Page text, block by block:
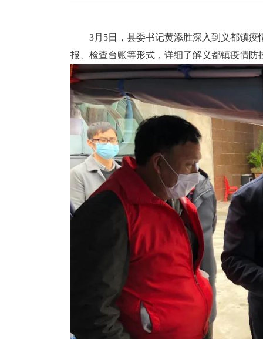
3月5日，县委书记黄添胜深入到义都镇疫
报、检查台账等形式，详细了解义都镇疫情